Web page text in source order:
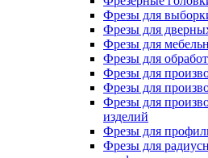
Фрезы для
Фрезы для
Фрезы для
Фрезы для
Фрезы для
Фрезы для
Фрезы для
изделий
Фрезы для
Фрезы для